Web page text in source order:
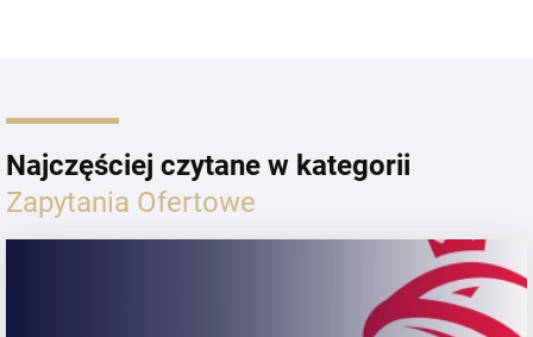
Najczęściej czytane w kategorii
Zapytania Ofertowe